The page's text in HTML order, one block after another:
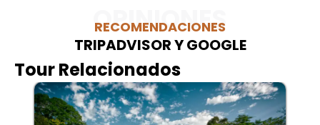
OPINIONES
RECOMENDACIONES
TRIPADVISOR Y GOOGLE
Tour Relacionados